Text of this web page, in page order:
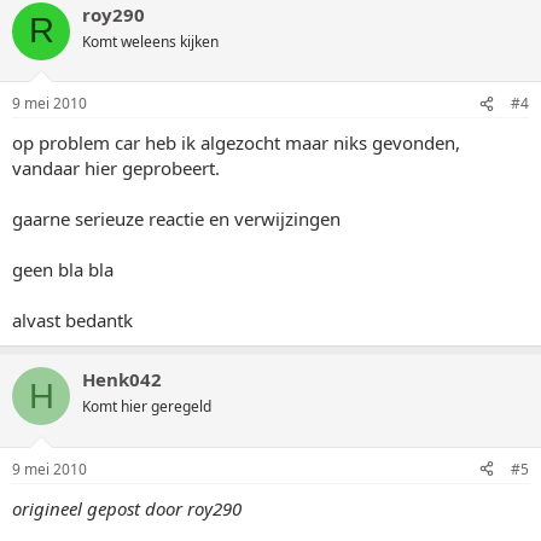
R roy290
Komt weleens kijken
9 mei 2010 #4
op problem car heb ik algezocht maar niks gevonden,
vandaar hier geprobeert.
gaarne serieuze reactie en verwijzingen
geen bla bla
alvast bedantk
H Henk042
Komt hier geregeld
9 mei 2010 #5
origineel gepost door roy290